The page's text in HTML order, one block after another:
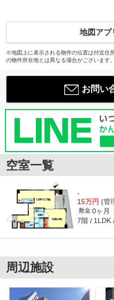
地図アプ
※地図上に表示される物件の位置は付近住
の物件所在地とは異なる場合がございます。
お問い
空室一覧
-
15万円 (管
敷金 0ヶ月
7階 1LDK
周辺施設